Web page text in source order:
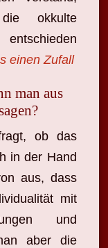
okkulte
einen Zufall
man aus
ob das
in der Hand
aus, dass
mit
und
aber die